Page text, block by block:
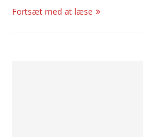
Fortsæt med at læse